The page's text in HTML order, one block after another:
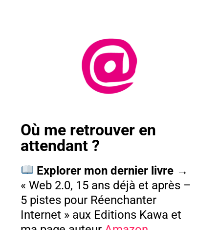
Où me retrouver en
attendant ?
Explorer mon dernier livre →
« Web 2.0, 15 ans déjà et après –
5 pistes pour Réenchanter
Internet » aux Editions Kawa et